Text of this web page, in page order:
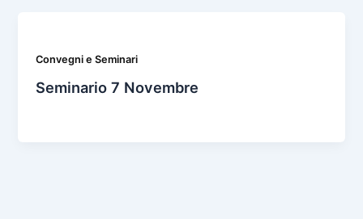
Convegni e Seminari
Seminario 7 Novembre